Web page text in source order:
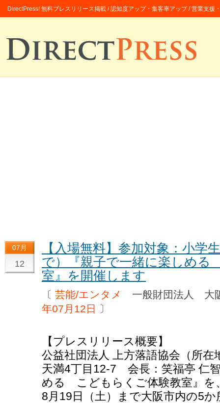
DirectPress! 無料プレスリリース掲載 / 認知度アップ・集客率アップ / 営業支援
07月
12
【入場無料】参加対象：小学
で）『親子で一緒に楽しめ
室』を開催します
〔 芸能/エンタメ
一般財団法人 大
年07月12日
〕
【プレスリリース概要】
公益社団法人 上方落語協会（所
天満4丁目12-7 会長：笑福亭 仁
める こどもらくご体験教室』を
8月19日（土）まで大阪市内の5